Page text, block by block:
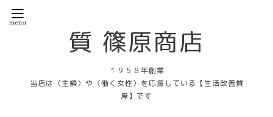
質 篠原商店
１９５８年創業
当店は〈主婦〉や〈働く女性〉を応援している【生活改善質
屋】です